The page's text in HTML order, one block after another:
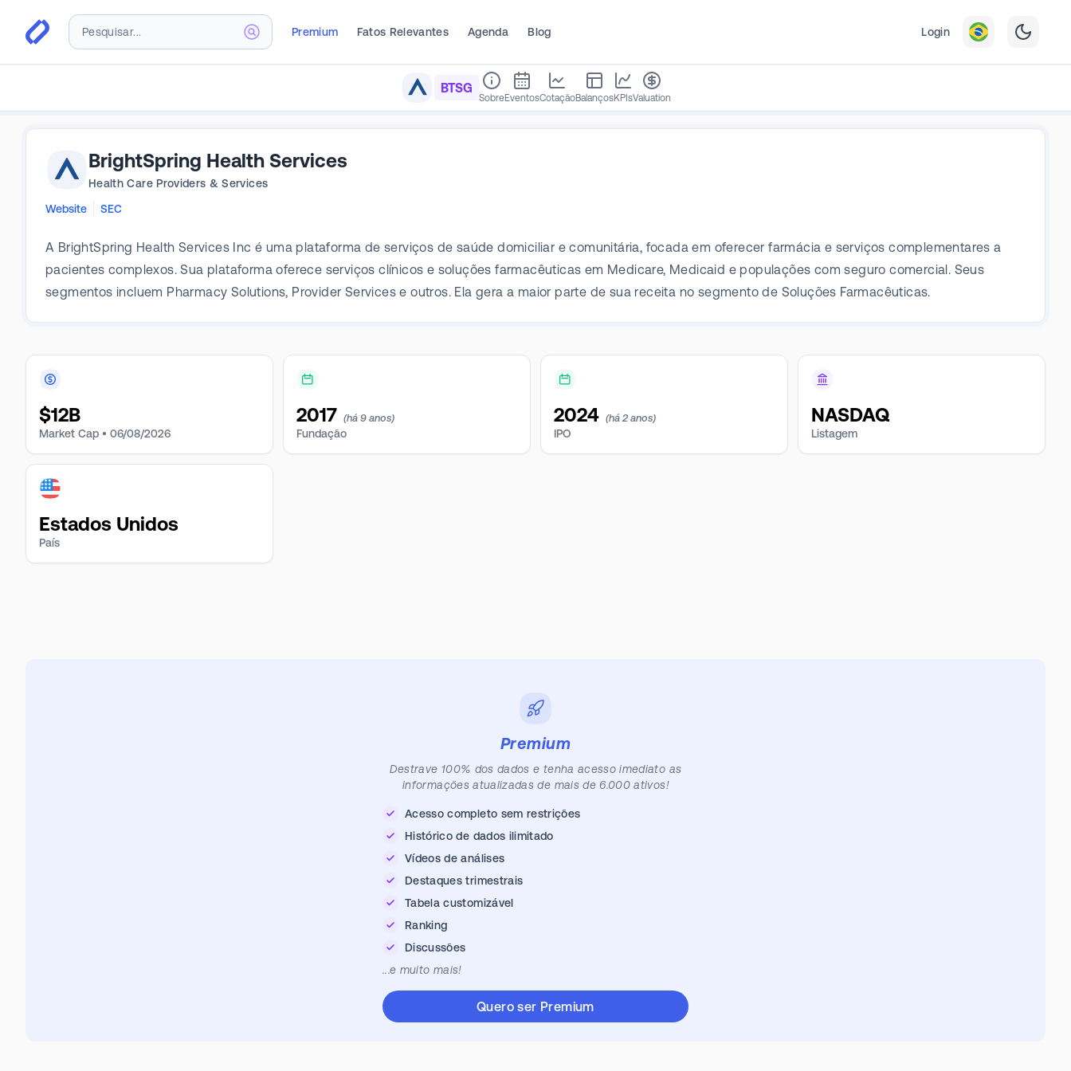
Premium Fatos Relevantes Agenda Blog Login
BTSG
SobreEventosCotaçãoBalançosKPIsValuation
BrightSpring Health Services
Health Care Providers & Services
Website
SEC
A BrightSpring Health Services Inc é uma plataforma de serviços de saúde domiciliar e comunitária, focada em oferecer farmácia e serviços complementares a
pacientes complexos. Sua plataforma oferece serviços clínicos e soluções farmacêuticas em Medicare, Medicaid e populações com seguro comercial. Seus
segmentos incluem Pharmacy Solutions, Provider Services e outros. Ela gera a maior parte de sua receita no segmento de Soluções Farmacêuticas.
$12B
Market Cap • 06/08/2026
2017 (há 9 anos)
Fundação
2024 (há 2 anos)
IPO
NASDAQ
Listagem
Estados Unidos
País
Premium
Destrave 100% dos dados e tenha acesso imediato as
informações atualizadas de mais de 6.000 ativos!
Acesso completo sem restrições
Histórico de dados ilimitado
Vídeos de análises
Destaques trimestrais
Tabela customizável
Ranking
Discussões
...e muito mais!
Quero ser Premium